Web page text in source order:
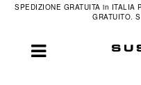
SPEDIZIONE GRATUITA in
GRATUITO.